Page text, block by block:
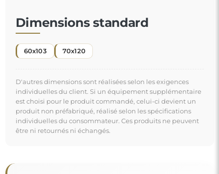
Dimensions standard
60x103 70x120
D'autres dimensions sont réalisées selon les exigences
individuelles du client. Si un équipement supplémentaire
est choisi pour le produit commandé, celui-ci devient un
produit non préfabriqué, réalisé selon les spécifications
individuelles du consommateur. Ces produits ne peuvent
être ni retournés ni échangés.